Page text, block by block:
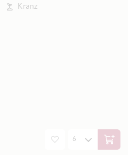
Kranz
In den